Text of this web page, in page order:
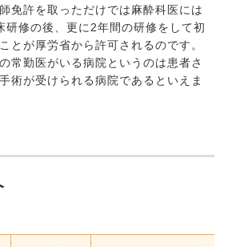
免許を取っただけでは麻酔科医には
研修の後、更に2年間の研修をして初
とが厚労省から許可されるのです。
常勤医がいる病院というのは患者さ
術が受けられる病院であるといえま